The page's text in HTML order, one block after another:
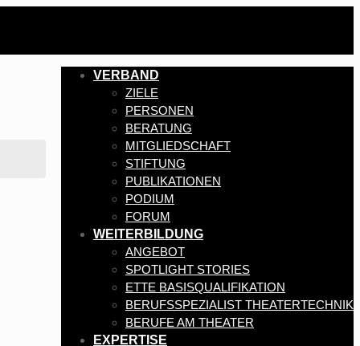
VERBAND
ZIELE
PERSONEN
BERATUNG
MITGLIEDSCHAFT
STIFTUNG
PUBLIKATIONEN
PODIUM
FORUM
WEITERBILDUNG
ANGEBOT
SPOTLIGHT STORIES
ETTE BASISQUALIFIKATION
BERUFSSPEZIALIST THEATERTECHNIK
BERUFE AM THEATER
EXPERTISE